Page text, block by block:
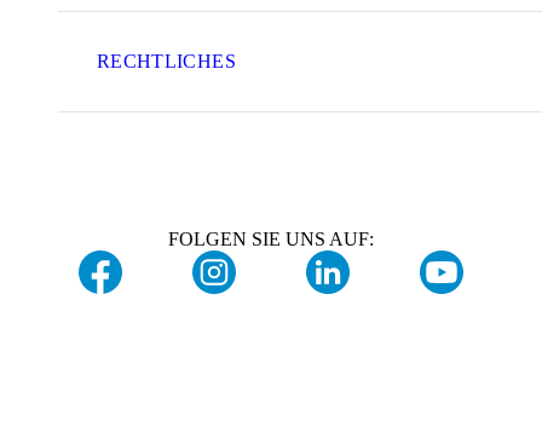
RECHTLICHES
FOLGEN SIE UNS AUF: